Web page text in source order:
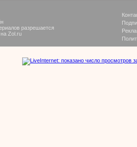
разрешается
Zol.ru